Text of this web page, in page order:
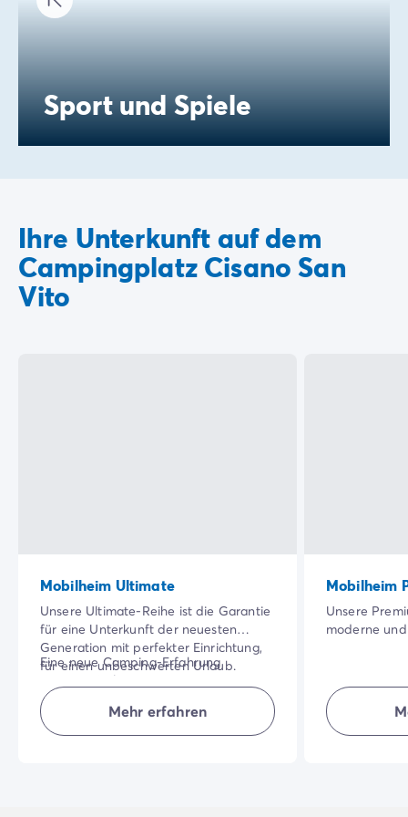
Sport und Spiele
Ihre Unterkunft auf dem
Campingplatz Cisano San
Vito
Mobilheim Ultimate
Unsere Ultimate-Reihe ist die Garantie
für eine Unterkunft der neuesten
Generation mit perfekter Einrichtung,
für einen unbeschwerten Urlaub.
Profitieren Sie von hochwertigen
Ausstattungen sowie von im
Aufenthaltspreis inbegriffenen
Hoteldienstleistungen: Bettwäsche und
Eine neue Camping-Erfahrung
erwartet Sie!
NB: Hochwertige Bettausstattung im
"Eltern"-Zimmer.
Mehr erfahren
Mobilheim
Unsere
moderne
Qualität der
Ihren Urlaub
machen.